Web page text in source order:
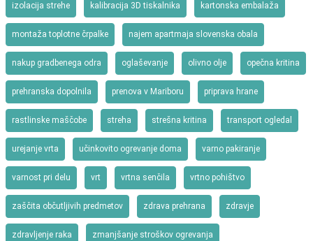
izolacija strehe kalibracija 3D tiskalnika kartonska embalaža
montaža toplotne črpalke najem apartmaja slovenska obala
nakup gradbenega odra oglaševanje olivno olje opečna kritina
prehranska dopolnila prenova v Mariboru priprava hrane
rastlinske maščobe streha strešna kritina transport ogledal
urejanje vrta učinkovito ogrevanje doma varno pakiranje
varnost pri delu vrt vrtna senčila vrtno pohištvo
zaščita občutljivih predmetov zdrava prehrana zdravje
zdravljenje raka zmanjšanje stroškov ogrevanja